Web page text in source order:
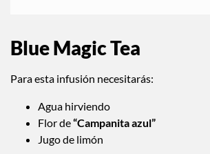
Blue Magic Tea
Para esta infusión necesitarás:
Agua hirviendo
Flor de“Campanita azul”
Jugo de limón